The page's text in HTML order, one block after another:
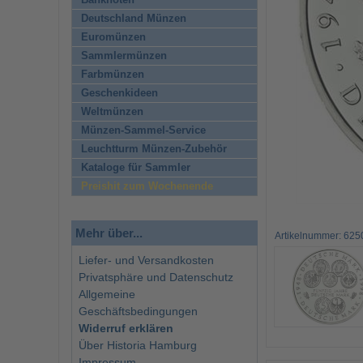
Artikelnummer:
Deutschland Münzen
Euromünzen
Sammlermünzen
Farbmünzen
Geschenkideen
Weltmünzen
Münzen-Sammel-Service
Leuchtturm Münzen-Zubehör
Kataloge für Sammler
Preishit zum Wochenende
Mehr über...
Liefer- und Versandkosten
Privatsphäre und Datenschutz
Allgemeine
Geschäftsbedingungen
Widerruf erklären
Über Historia Hamburg